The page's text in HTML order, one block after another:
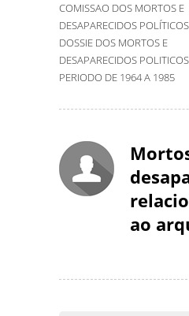
COMISSAO DOS MORTOS E
DESAPARECIDOS POLÍTICOS
DOSSIE DOS MORTOS E
DESAPARECIDOS
PERIODO DE 1964 A 1985
ao